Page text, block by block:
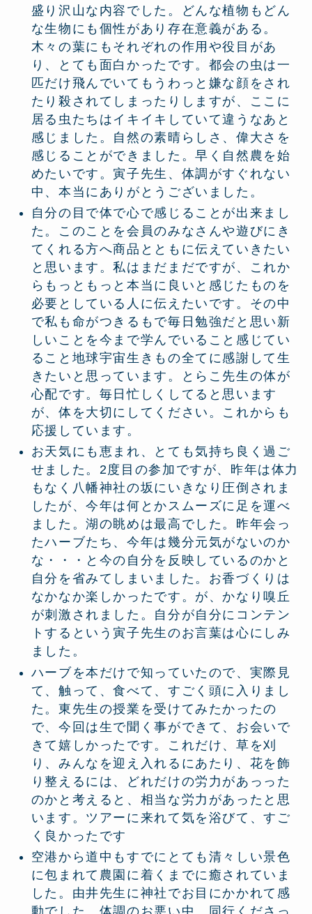
盛り沢山な内容でした。どんな植物もどん
な生物にも個性があり存在意義がある。
木々の葉にもそれぞれの作用や役目があ
り、とても面白かったです。都会の虫は一
匹だけ飛んでいてもうわっと嫌な顔をされ
たり殺されてしまったりしますが、ここに
居る虫たちはイキイキしていて違うなあと
感じました。自然の素晴らしさ、偉大さを
感じることができました。早く自然農を始
めたいです。寅子先生、体調がすぐれない
中、本当にありがとうございました。
自分の目で体で心で感じることが出来まし
た。このことを会員のみなさんや遊びにき
てくれる方へ商品とともに伝えていきたい
と思います。私はまだまだですが、これか
らもっともっと本当に良いと感じたものを
必要としている人に伝えたいです。その中
で私も命がつきるもで毎日勉強だと思い新
しいことを今まで学んでいること感じてい
ること地球宇宙生きもの全てに感謝して生
きたいと思っています。とらこ先生の体が
心配です。毎日忙しくしてると思います
が、体を大切にしてください。これからも
応援しています。
お天気にも恵まれ、とても気持ち良く過ご
せました。2度目の参加ですが、昨年は体力
もなく八幡神社の坂にいきなり圧倒されま
したが、今年は何とかスムーズに足を運べ
ました。湖の眺めは最高でした。昨年会っ
たハーブたち、今年は幾分元気がないのか
な・・・と今の自分を反映しているのかと
自分を省みてしまいました。お香づくりは
なかなか楽しかったです。が、かなり嗅丘
が刺激されました。自分が自分にコンテン
トするという寅子先生のお言葉は心にしみ
ました。
ハーブを本だけで知っていたので、実際見
て、触って、食べて、すごく頭に入りまし
た。東先生の授業を受けてみたかったの
で、今回は生で聞く事ができて、お会いで
きて嬉しかったです。これだけ、草を刈
り、みんなを迎え入れるにあたり、花を飾
り整えるには、どれだけの労力があっった
のかと考えると、相当な労力があったと思
います。ツアーに来れて気を浴びて、すご
く良かったです
空港から道中もすでにとても清々しい景色
に包まれて農園に着くまでに癒されていま
した。由井先生に神社でお目にかかれて感